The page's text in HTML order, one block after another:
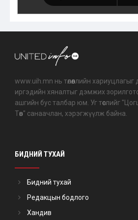
www.uih.mn нь төлөөллийн
иргэдийн хяналтыг дэмжих
ашгийн бус талбар юм. Уг төслийг
Төв" санаачлан, хэрэгжүүлж байна.
БИДНИЙ ТУХАЙ
Бидний тухай
Редакцын бодлого
Хандив